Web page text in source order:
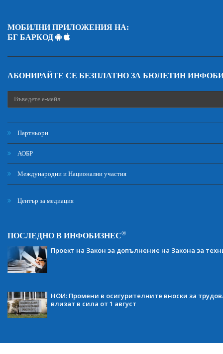
МОБИЛНИ ПРИЛОЖЕНИЯ НА:
БГ БАРКОД
АБОНИРАЙТЕ СЕ БЕЗПЛАТНО ЗА БЮЛЕТИН
Партньори
АОБР
Международни и Национални участия
Център за медиация
ПОСЛЕДНО В ИНФОБИЗНЕС®
Проект на Закон за допълнение на Закона за
НОИ: Промени в осигурителните вноски за
влизат в сила от 1 август